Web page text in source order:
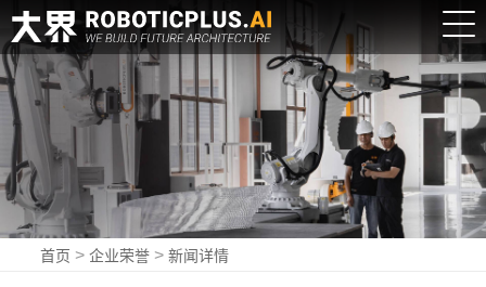
登
录
首页 >企业荣誉 >新闻详情